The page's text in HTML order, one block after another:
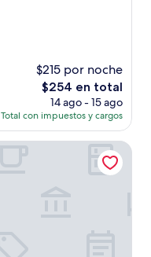
$215 por noche
El
precio
actual
es
de
$254 en total
14 ago - 15 ago
Total con impuestos y cargos